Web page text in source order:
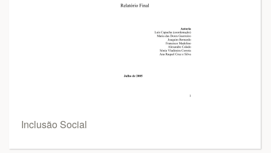
Inclusão Social